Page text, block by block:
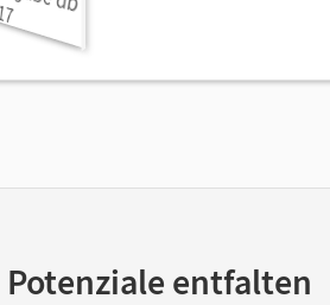
Potenziale entfalten